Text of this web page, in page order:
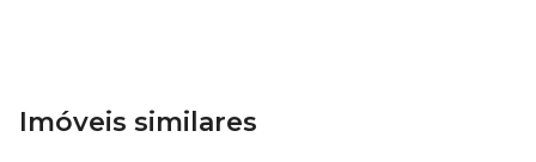
Imóveis similares